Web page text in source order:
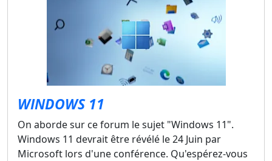
WINDOWS 11
On aborde sur ce forum le sujet "Windows 11".
Windows 11 devrait être révélé le 24 Juin par
Microsoft lors d'une conférence. Qu'espérez-vous